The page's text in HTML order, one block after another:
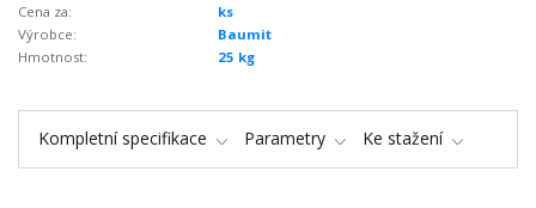
Cena za:
ks
Výrobce:
Baumit
Hmotnost:
25 kg
Kompletní specifikace Parametry Ke stažení